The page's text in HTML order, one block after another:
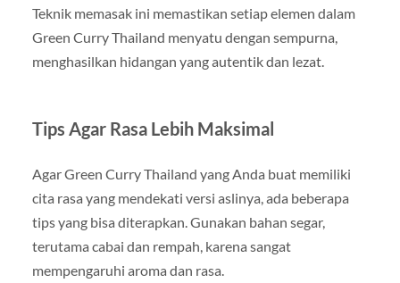
Teknik memasak ini memastikan setiap elemen dalam
Green Curry Thailand menyatu dengan sempurna,
menghasilkan hidangan yang autentik dan lezat.
Tips Agar Rasa Lebih Maksimal
Agar Green Curry Thailand yang Anda buat memiliki
cita rasa yang mendekati versi aslinya, ada beberapa
tips yang bisa diterapkan. Gunakan bahan segar,
terutama cabai dan rempah, karena sangat
mempengaruhi aroma dan rasa.